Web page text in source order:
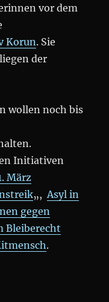
vor dem
Korun. Sie
der
wollen noch bis
Initiativen
März
„,Asyl in
gegen
Bleiberecht
.